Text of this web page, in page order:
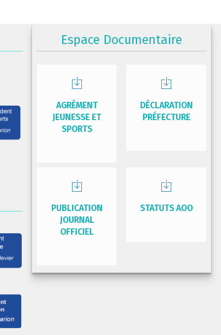
Espace Documentaire
AGRÉMENT
JEUNESSE ET
SPORTS
DÉCLARATION
PRÉFECTURE
PUBLICATION
JOURNAL
OFFICIEL
STATUTS AOO